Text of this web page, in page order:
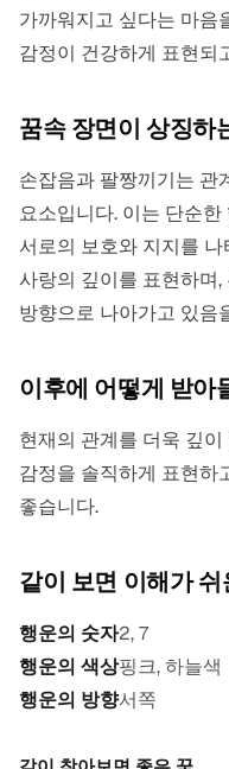
가까워지고 싶다는 마음
감정이 건강하게 표현되
꿈속 장면이 상징하
손잡음과 팔짱끼기는 관
요소입니다. 이는 단순
서로의 보호와 지지를
사랑의 깊이를 표현하며
방향으로 나아가고 있음
이후에 어떻게 받아
현재의 관계를 더욱 깊
감정을 솔직하게 표현하
좋습니다.
같이 보면 이해가 쉬
행운의 숫자2, 7
행운의 색상핑크, 하늘색
행운의 방향서쪽